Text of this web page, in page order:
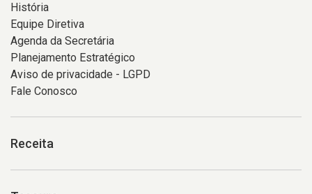
História
Equipe Diretiva
Agenda da Secretária
Planejamento Estratégico
Aviso de privacidade - LGPD
Fale Conosco
Receita